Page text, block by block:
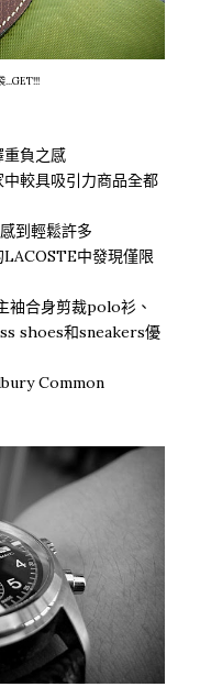
...GET!!!
重負之感
較具吸引力商品全都
到輕鬆許多
中發現僅限
袖合身剪裁polo衫、
shoes和sneakers優
Common